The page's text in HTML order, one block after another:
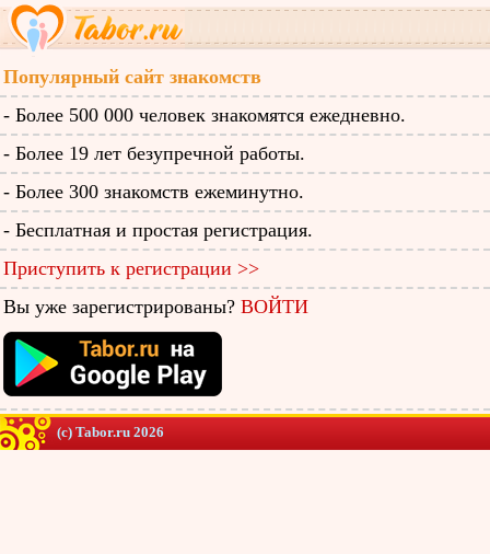
Популярный сайт знакомств
- Более 500 000 человек знакомятся ежедневно.
- Более 19 лет безупречной работы.
- Более 300 знакомств ежеминутно.
- Бесплатная и простая регистрация.
Приступить к регистрации >>
Вы уже зарегистрированы? ВОЙТИ
(c) Tabor.ru 2026